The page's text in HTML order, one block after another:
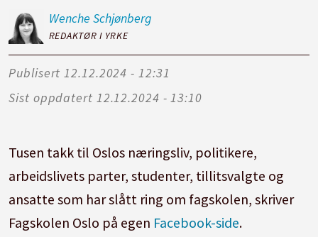
Wenche Schjønberg
REDAKTØR I YRKE
Publisert
12.12.2024 - 12:31
Sist oppdatert
12.12.2024 - 13:10
Tusen takk til Oslos næringsliv, politikere,
arbeidslivets parter, studenter, tillitsvalgte og
ansatte som har slått ring om fagskolen, skriver
Fagskolen Oslo på egen Facebook-side.